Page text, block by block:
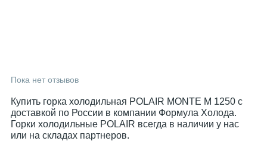
Пока нет отзывов
Купить горка холодильная POLAIR MONTE M 1250 с
доставкой по России в компании Формула Холода.
Горки холодильные POLAIR всегда в наличии у нас
или на складах партнеров.